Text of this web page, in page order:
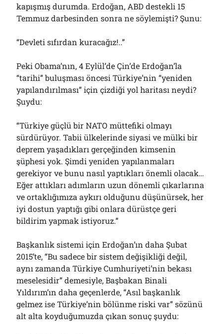
kapışmış durumda. Erdoğan, ABD destekli 15
Temmuz darbesinden sonra ne söylemişti? Şunu:
“Devleti sıfırdan kuracağız!..”
Peki Obama’nın, 4 Eylül’de Çin’de Erdoğan’la
“tarihi” buluşması öncesi Türkiye’nin “yeniden
yapılandırılması” için çizdiği yol haritası neydi?
Şuydu:
“Türkiye güçlü bir NATO müttefiki olmayı
sürdürüyor. Tabii ülkelerinde siyasi ve mülki bir
deprem yaşadıkları gerçeğinden kimsenin
şüphesi yok. Şimdi yeniden yapılanmaları
gerekiyor ve bunu nasıl yaptıkları önemli olacak…
Eğer attıkları adımların uzun dönemli çıkarlarına
ve ortaklığımıza aykırı olduğunu düşünürsek, her
iyi dostun yaptığı gibi onlara dürüstçe geri
bildirim yapmak istiyoruz.”
Başkanlık sistemi için Erdoğan’ın daha Şubat
2015’te, “Bu sadece bir sistem değişikliği değil,
aynı zamanda Türkiye Cumhuriyeti’nin bekası
meselesidir” demesiyle, Başbakan Binali
Yıldırım’ın daha geçenlerde, “Asıl başkanlık
gelmez ise Türkiye’nin bölünme riski var” sözünü
alt alta koyduğumuzda çıkan sonuç şuydu: